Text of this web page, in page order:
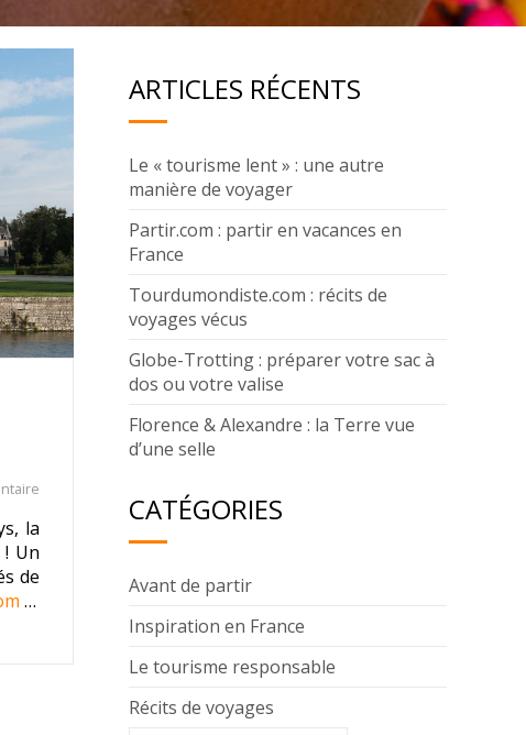
la
Un
de
…
ARTICLES RÉCENTS
Le « tourisme lent » : une autre
manière de voyager
Partir.com : partir en vacances en
France
Tourdumondiste.com : récits de
voyages vécus
Globe-Trotting : préparer votre sac à
dos ou votre valise
Florence & Alexandre : la Terre vue
d’une selle
CATÉGORIES
Avant de partir
Inspiration en France
Le tourisme responsable
Récits de voyages